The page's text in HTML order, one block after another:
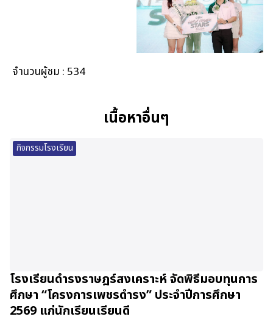
จำนวนผู้ชม : 534
เนื้อหาอื่นๆ
กิจกรรมโรงเรียน
โรงเรียนดำรงราษฎร์สงเคราะห์ จัดพิธีมอบทุนการ
ศึกษา “โครงการเพชรดำรง” ประจำปีการศึกษา
2569 แก่นักเรียนเรียนดี